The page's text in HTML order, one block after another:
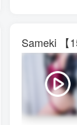
Sameki 【